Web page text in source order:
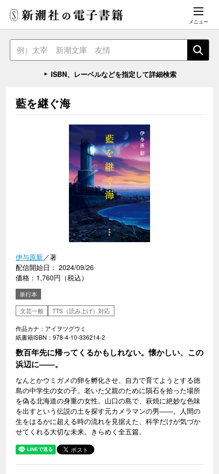
メニュー
ISBN、レーベルなどを指定して詳細検索
藍を継ぐ海
伊与原新／著
配信開始日： 2024/09/26
価格：1,760円（税込）
単行本
文芸一般
TTS（読み上げ）対応
作品カナ：アイヲツグウミ
紙書籍ISBN：978-4-10-336214-2
数百年先に帰ってくるかもしれない。懐かしい、この
浜辺に――。
なんとかウミガメの卵を孵化させ、自力で育てようとする徳
島の中学生の女の子。老いた父親のために隕石を拾った場所
を偽る北海道の身重の女性。山口の島で、萩焼に絶妙な色味
を出すという伝説の土を探す元カメラマンの男――。人間の
生をはるかに超える時の流れを見据えた、科学だけが気づか
せてくれる大切な未来。きらめく全五篇。